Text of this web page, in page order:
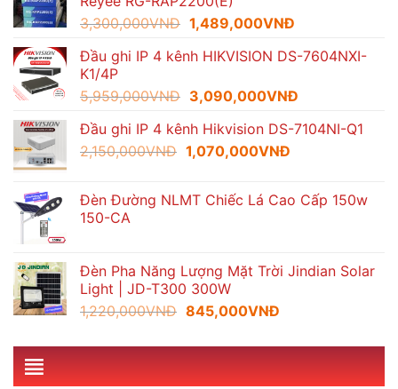
1,600,000VNĐ.
935,000VNĐ.
3,300,000VNĐ Giá
là:
1,489,000VNĐGiá
tại
1,489,000VNĐ.
Đầu ghi IP 4 kênh HIKVISION DS-7604NXI-
K1/4P
5,959,000VNĐ Giá
là:
5,959,000VNĐ.
3,090,000VNĐGiá
tại
Đầu ghi IP 4 kênh Hikvision DS-7104NI-Q1
2,150,000VNĐ Giá
2,150,000VNĐ.
1,070,000VNĐGiá
là:
Đèn Đường NLMT Chiếc Lá Cao Cấp 150w
150-CA
Đèn Pha Năng Lượng Mặt Trời Jindian Solar
Light | JD-T300 300W
1,220,000VNĐ Giá
là:
845,000VNĐGiá
tại
845,000VNĐ.